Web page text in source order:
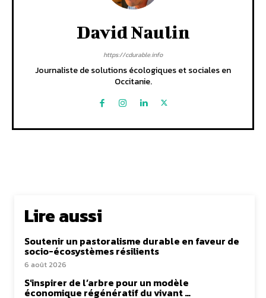
David Naulin
https://cdurable.info
Journaliste de solutions écologiques et sociales en
Occitanie.
Lire aussi
Soutenir un pastoralisme durable en faveur de
socio-écosystèmes résilients
6 août 2026
S’inspirer de l’arbre pour un modèle
économique régénératif du vivant …